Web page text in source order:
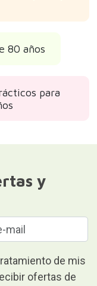
80 años
para
y
de mis
ofertas de